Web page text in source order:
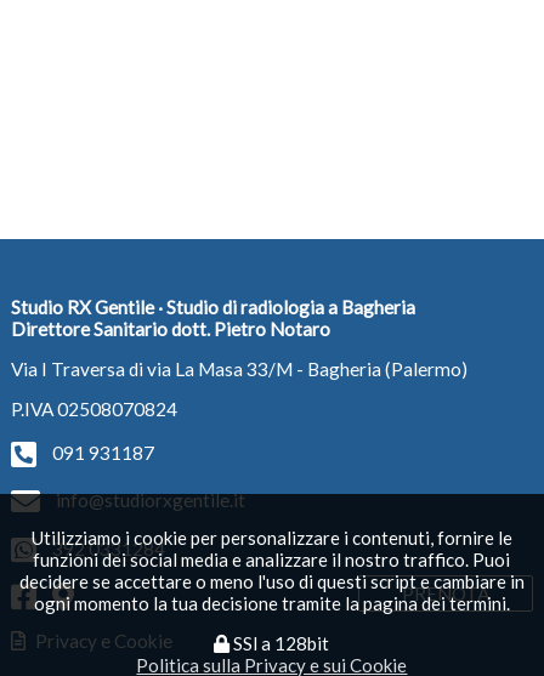
Studio RX Gentile · Studio di radiologia a Bagheria
Direttore Sanitario dott. Pietro Notaro
Via I Traversa di via La Masa 33/M - Bagheria (Palermo)
P.IVA 02508070824
091 931187
info@studiorxgentile.it
392 0331284
PRENOTA
Privacy e Cookie
Utilizziamo i cookie per personalizzare i contenuti, fornire le
funzioni dei social media e analizzare il nostro traffico. Puoi
decidere se accettare o meno l'uso di questi script e cambiare in
ogni momento la tua decisione tramite la pagina dei termini.
SSl a 128bit
Politica sulla Privacy e sui Cookie